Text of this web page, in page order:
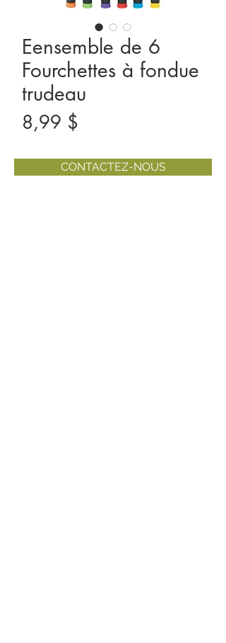
Eensemble de 6
Fourchettes à fondue
trudeau
8,99 $
CONTACTEZ-NOUS